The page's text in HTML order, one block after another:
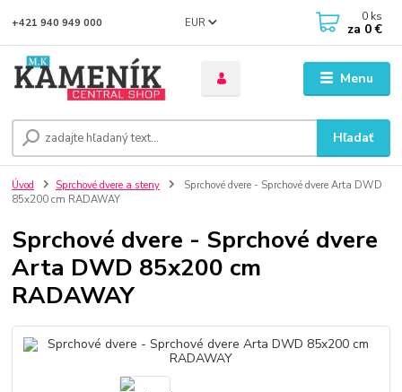
Menu
EUR
Hľadať
+421 940 949 000 0 ks
za 0 €
Úvod Sprchové dvere a steny
Sprchové dvere - Sprchové dvere Arta DWD
85x200 cm RADAWAY
Sprchové dvere - Sprchové dvere
Arta DWD 85x200 cm
RADAWAY